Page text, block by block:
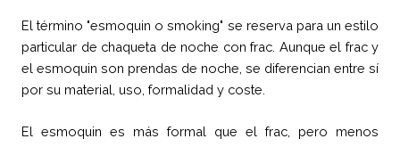
El término "esmoquin o smoking" se reserva para un estilo
particular de chaqueta de noche con frac. Aunque el frac y
el esmoquin son prendas de noche, se diferencian entre sí
por su material, uso, formalidad y coste.
El esmoquin es más formal que el frac, pero menos